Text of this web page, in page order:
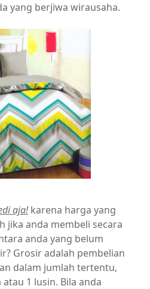
yang berjiwa wirausaha.
aja!karena harga yang
jika anda membeli secara
anda yang belum
Grosir adalah pembelian
dalam jumlah tertentu,
1 lusin. Bila anda